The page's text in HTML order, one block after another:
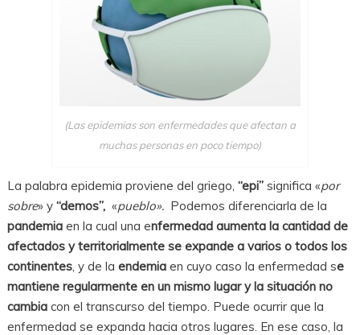
(Las epidemias son enfermedades que afectan a
muchas personas en poco tiempo)
La palabra epidemia proviene del griego, “epi”significa «por
sobre» y “demos”, «pueblo».Podemos diferenciarla de la
pandemiaen la cual una enfermedad aumenta la cantidad de
afectados y territorialmente se expande a varios o todos los
continentes, y de la endemiaen cuyo caso la enfermedad se
mantiene regularmente en un mismo lugar y la situación no
cambiacon el transcurso del tiempo. Puede ocurrir que la
enfermedad se expanda hacia otros lugares. En ese caso, la